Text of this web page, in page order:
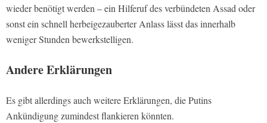
wieder benötigt werden – ein Hilferuf des verbündeten Assad oder
sonst ein schnell herbeigezauberter Anlass lässt das innerhalb
weniger Stunden bewerkstelligen.
Andere Erklärungen
Es gibt allerdings auch weitere Erklärungen, die Putins
Ankündigung zumindest flankieren könnten.